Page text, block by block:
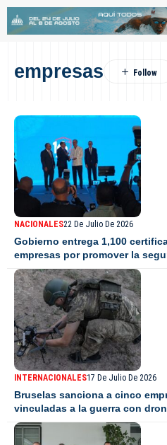
empresas
NACIONALES22 De Julio De 2026
Gobierno entrega 1,100
empresas por promover la
INTERNACIONALES17 De Julio De 2026
Bruselas sanciona a cinco
vinculadas a la guerra con